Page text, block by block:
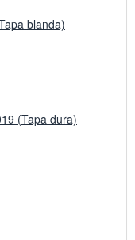
blanda)
(Tapa dura)